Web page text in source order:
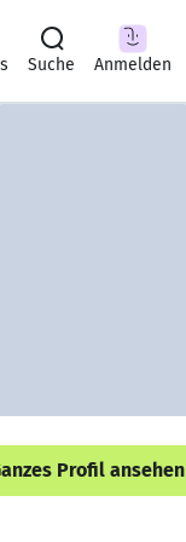
Suche Anmelden
Profil ansehen